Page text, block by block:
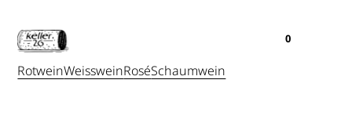
RotweinWeissweinRoséSchaumwein
0